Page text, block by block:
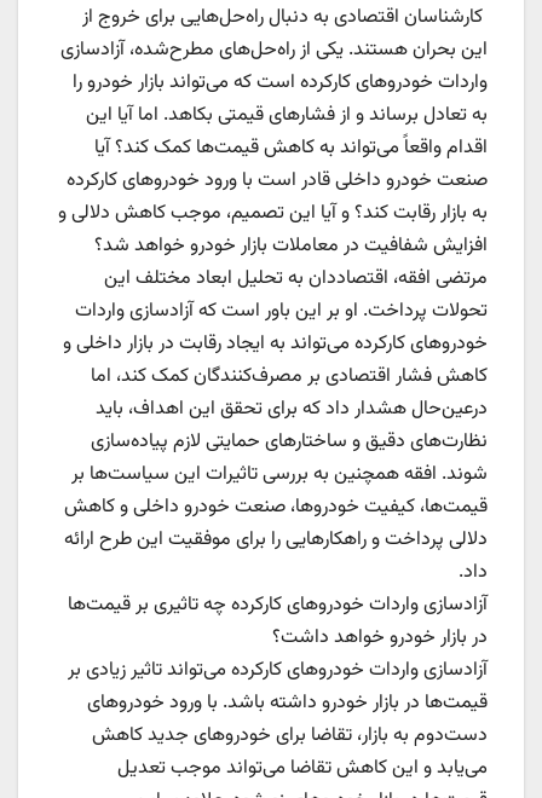
کارشناسان اقتصادی به دنبال راه‌حل‌هایی برای خروج از
این بحران هستند. یکی از راه‌حل‌های مطرح‌شده، آزادسازی
واردات خودروهای کارکرده است که می‌تواند بازار خودرو را
به تعادل برساند و از فشارهای قیمتی بکاهد. اما آیا این
اقدام واقعاً می‌تواند به کاهش قیمت‌ها کمک کند؟ آیا
صنعت خودرو داخلی قادر است با ورود خودروهای کارکرده
به بازار رقابت کند؟ و آیا این تصمیم، موجب کاهش دلالی و
افزایش شفافیت در معاملات بازار خودرو خواهد شد؟
مرتضی افقه، اقتصاددان به تحلیل ابعاد مختلف این
تحولات پرداخت. او بر این باور است که آزادسازی واردات
خودروهای کارکرده می‌تواند به ایجاد رقابت در بازار داخلی و
کاهش فشار اقتصادی بر مصرف‌کنندگان کمک کند، اما
درعین‌حال هشدار داد که برای تحقق این اهداف، باید
نظارت‌های دقیق و ساختارهای حمایتی لازم پیاده‌سازی
شوند. افقه همچنین به بررسی تاثیرات این سیاست‌ها بر
قیمت‌ها، کیفیت خودروها، صنعت خودرو داخلی و کاهش
دلالی پرداخت و راهکارهایی را برای موفقیت این طرح ارائه
داد.
آزادسازی واردات خودروهای کارکرده چه تاثیری بر قیمت‌ها
در بازار خودرو خواهد داشت؟
آزادسازی واردات خودروهای کارکرده می‌تواند تاثیر زیادی بر
قیمت‌ها در بازار خودرو داشته باشد. با ورود خودروهای
دست‌دوم به بازار، تقاضا برای خودروهای جدید کاهش
می‌یابد و این کاهش تقاضا می‌تواند موجب تعدیل